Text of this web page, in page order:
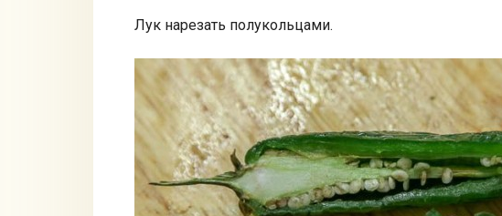
Лук нарезать полукольцами.